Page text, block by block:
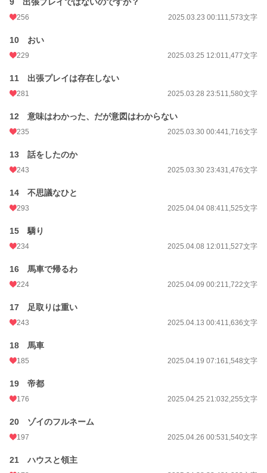
256 2025.03.23 00:111,573文字
10 おい
229 2025.03.25 12:011,477文字
11 出張プレイは存在しない
281 2025.03.28 23:511,580文字
12 意味はわかった、だが意図はわからない
235 2025.03.30 00:441,716文字
13 話をしたのか
243 2025.03.30 23:431,476文字
14 不思議なひと
293 2025.04.04 08:411,525文字
15 驕り
234 2025.04.08 12:011,527文字
16 馬車で帰るわ
224 2025.04.09 00:211,722文字
17 足取りは重い
243 2025.04.13 00:411,636文字
18 馬車
185 2025.04.19 07:161,548文字
19 帝都
176 2025.04.25 21:032,255文字
20 ゾイのフルネーム
197 2025.04.26 00:531,540文字
21 ハウスと領主